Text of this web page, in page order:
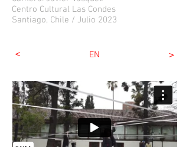
Centro Cultural Las Condes
Santiago, Chile / Julio 2023
< EN >